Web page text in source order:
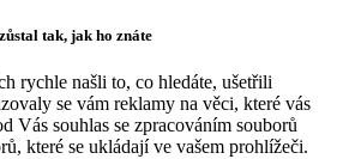
tak, jak ho znáte
rychle našli to, co hledáte, ušetřili
se vám reklamy na věci, které vás
Vás souhlas se zpracováním souborů
které se ukládají ve vašem prohlížeči.